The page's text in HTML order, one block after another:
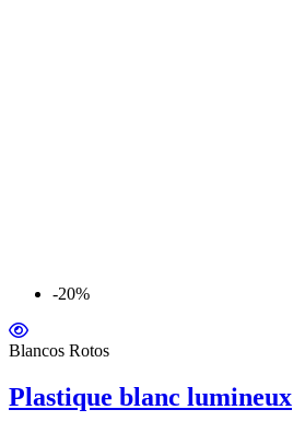
-20%
Blancos Rotos
Plastique blanc lumineux